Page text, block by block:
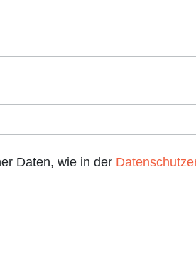
Daten, wie in der